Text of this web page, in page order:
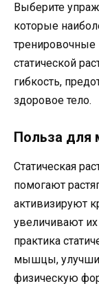
Выберите
которые
тренировочные
статической
гибкость,
здоровое тело.
Польза
Статическая
помогают
активизируют
увеличивают их
практика
мышцы,
физическую